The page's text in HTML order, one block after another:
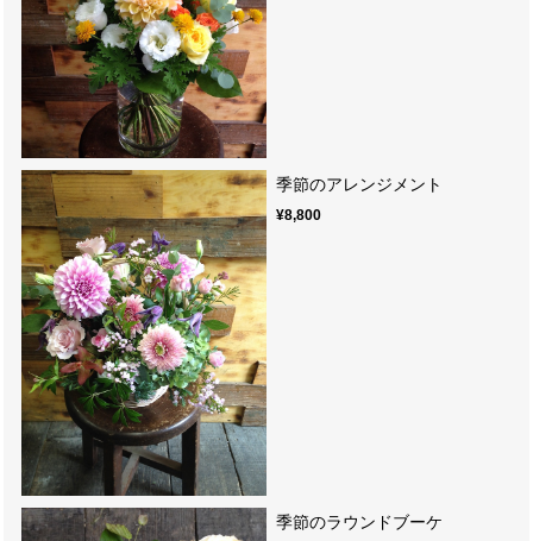
季節のアレンジメント
¥8,800
季節のラウンドブーケ